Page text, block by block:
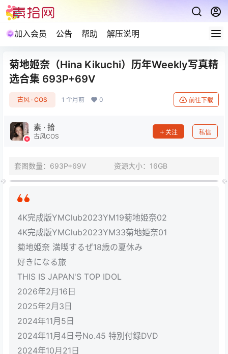
加入会员 公告 帮助 解压说明
菊地姬奈（Hina Kikuchi）历年Weekly写真精
选合集 693P+69V
古风 · COS 1 个月前 0 前往下载
素 · 拾
古风COS
关注 私信
套图数量：693P+69V 资源大小：16GB
4K完成版YMClub2023YM19菊地姫奈02
4K完成版YMClub2023YM33菊地姫奈01
菊地姫奈 満喫するぜ18歳の夏休み
好きになる旅
THIS IS JAPAN'S TOP IDOL
2026年2月16日
2025年2月3日
2024年11月5日
2024年11月4日号No.45 特別付録DVD
2024年10月21日